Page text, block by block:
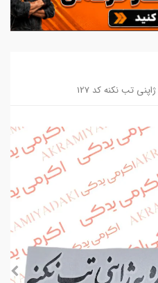
تب نکنه کد 127